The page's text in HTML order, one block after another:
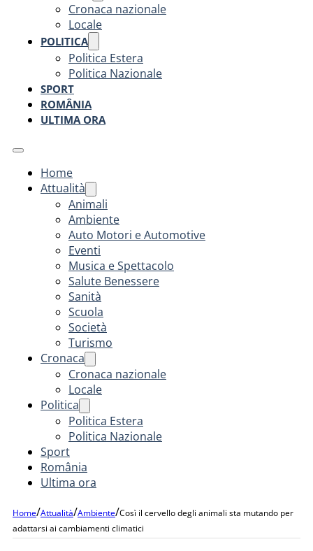
Cronaca nazionale
Locale
POLITICA
Politica Estera
Politica Nazionale
SPORT
ROMÂNIA
ULTIMA ORA
Home
Attualità
Animali
Ambiente
Auto Motori e Automotive
Eventi
Musica e Spettacolo
Salute Benessere
Sanità
Scuola
Società
Turismo
Cronaca
Cronaca nazionale
Locale
Politica
Politica Estera
Politica Nazionale
Sport
România
Ultima ora
Home/Attualità/Ambiente/Così il cervello degli animali sta mutando per
adattarsi ai cambiamenti climatici